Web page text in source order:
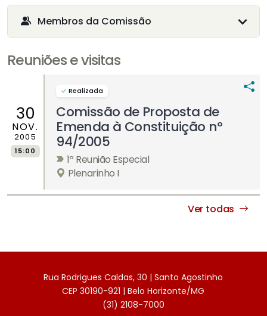
Membros da Comissão
Reuniões e visitas
30
NOV.
2005
15:00
Realizada
Comissão de Proposta de
Emenda à Constituição nº
94/2005
1ª Reunião Especial
Plenarinho I
Ver todas
Rua Rodrigues Caldas, 30 | Santo Agostinho
CEP 30190-921 | Belo Horizonte/MG
(31) 2108-7000